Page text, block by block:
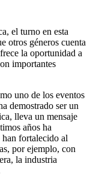
el turno en esta
otros géneros cuenta
la oportunidad a
importantes
uno de los eventos
demostrado ser un
lleva un mensaje
años ha
fortalecido al
por ejemplo, con
la industria